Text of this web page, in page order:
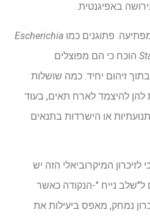
באפיגנטית.
פתוגנים כמו Escherichia
הוכח כי הם מפוצלים
זיהום יחיד. כמה שושלות
להן להיצמד לארח תאים, בעוד
או הישרדות בתנאים
המיקרוביאלי הזה יש
ל"שלב נייח "-הנקודה כאשר
נמחק, מאפס ביעילות את